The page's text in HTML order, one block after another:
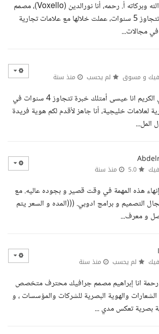
السلام عليكم ورحمة الله وبركاته أ. رحمه، أنا نورالدين (Voxello)، مصمم
هويات بصرية بخبرة تتجاوز 5 سنوات، عملت خلالها مع علامات تجارية
مجالات...
و مسوق لم يحسب منذ سنة
السلاام عليكم استادي الكريم انا عيسى أمتلك خبرة تتجاوز 4 سنوات في
لعلامات خليجية، أنا جاهز لأقدم لكم هوية فريدة
المل...
منذ سنة
هذه المهمة في وقت قصير و بجوده عاليه. مع
مجال التصميم و برامج ادوبي. (((المده و السعر يتم
و معرف...
لم يحسب منذ سنة
رحمة انا إبراهيم مصمم جرافيك محترف متخصص
والهوية البصرية للشركات والمؤسسات ، و
بصرية تعكس مدي ...